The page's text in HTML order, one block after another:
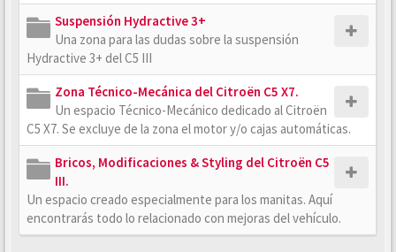
Suspensión Hydractive 3+
Una zona para las dudas sobre la suspensión
Hydractive 3+ del C5 III
Zona Técnico-Mecánica del Citroën C5 X7.
Un espacio Técnico-Mecánico dedicado al Citroën
C5 X7. Se excluye de la zona el motor y/o cajas automáticas.
Bricos, Modificaciones & Styling del Citroën C5
III.
Un espacio creado especialmente para los manitas. Aquí
encontrarás todo lo relacionado con mejoras del vehículo.